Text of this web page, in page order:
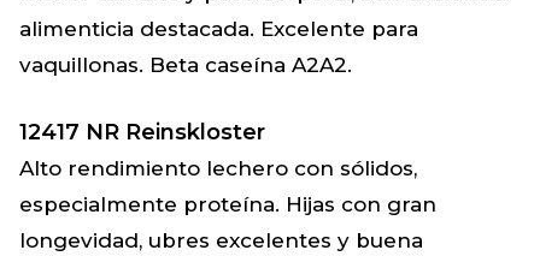
alimenticia destacada. Excelente para
vaquillonas. Beta caseína A2A2.
12417 NR Reinskloster
Alto rendimiento lechero con sólidos,
especialmente proteína. Hijas con gran
longevidad, ubres excelentes y buena